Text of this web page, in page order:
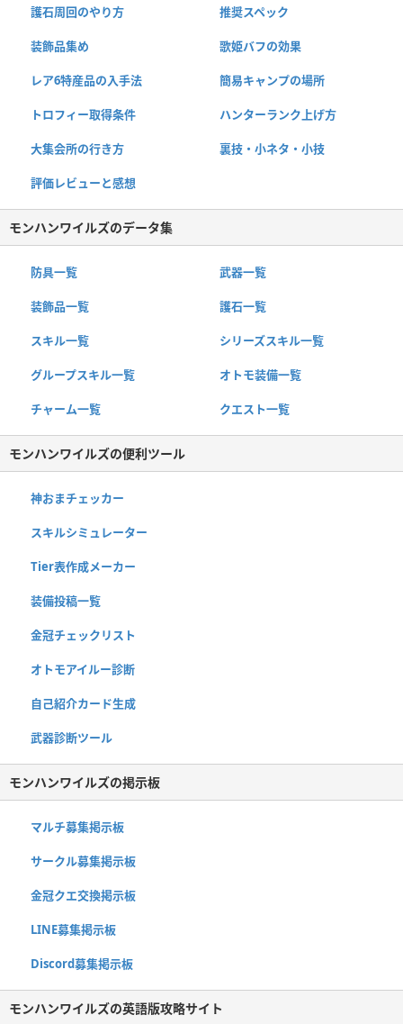
護石周回のやり方 推奨スペック
装飾品集め 歌姫バフの効果
レア6特産品の入手法 簡易キャンプの場所
トロフィー取得条件 ハンターランク上げ方
大集会所の行き方 裏技・小ネタ・小技
評価レビューと感想
モンハンワイルズのデータ集
防具一覧 武器一覧
装飾品一覧 護石一覧
スキル一覧 シリーズスキル一覧
グループスキル一覧 オトモ装備一覧
チャーム一覧 クエスト一覧
モンハンワイルズの便利ツール
神おまチェッカー
スキルシミュレーター
Tier表作成メーカー
装備投稿一覧
金冠チェックリスト
オトモアイルー診断
自己紹介カード生成
武器診断ツール
モンハンワイルズの掲示板
マルチ募集掲示板
サークル募集掲示板
金冠クエ交換掲示板
LINE募集掲示板
Discord募集掲示板
モンハンワイルズの英語版攻略サイト